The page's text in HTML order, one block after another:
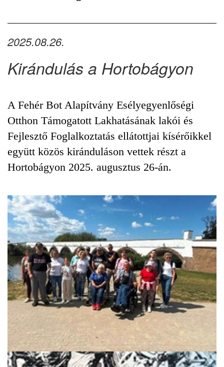
2025.08.26.
Kirándulás a Hortobágyon
A Fehér Bot Alapítvány Esélyegyenlőségi
Otthon Támogatott Lakhatásának lakói és
Fejlesztő Foglalkoztatás ellátottjai kísérőikkel
együtt közös kiránduláson vettek részt a
Hortobágyon 2025. augusztus 26-án.